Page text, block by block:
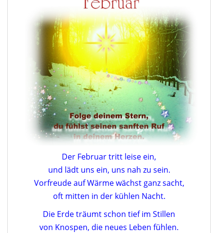
Der Februar tritt leise ein,
und lädt uns ein, uns nah zu sein.
Vorfreude auf Wärme wächst ganz sacht,
oft mitten in der kühlen Nacht.
Die Erde träumt schon tief im Stillen
von Knospen, die neues Leben fühlen.